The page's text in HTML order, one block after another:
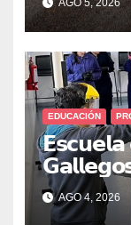
CON
AGO 5, 2026
EDUCACIÓN
𝗘𝘀𝗰𝘂𝗲𝗹𝗮
𝗱𝗲 𝗹𝗼𝘀
AGO 4, 2026